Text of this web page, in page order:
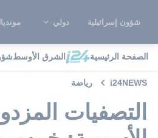
شؤون إسرائيلية دولي مونديال
الصفحة الرئيسية الشرق الأوسط
i24NEWS رياضة
التصفيات